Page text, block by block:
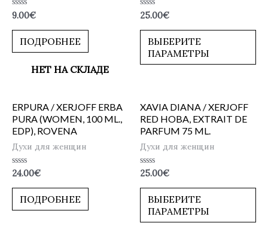
Оценка
из
9.00€
ПОДРОБНЕЕ
Оценка
из
25.00€
ВЫБЕРИТЕ
ПАРАМЕТРЫ
НЕТ НА СКЛАДЕ
ERPURA / XERJOFF ERBA
PURA (WOMEN, 100 ML.,
EDP), ROVENA
Духи для женщин
Оценка
из
24.00€
ПОДРОБНЕЕ
XAVIA DIANA / XERJOFF
RED HOBA, EXTRAIT DE
PARFUM 75 ML.
Духи для женщин
Оценка
из
25.00€
ВЫБЕРИТЕ
ПАРАМЕТРЫ